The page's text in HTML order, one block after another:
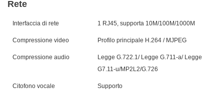
Rete
Interfaccia di rete 1 RJ45, supporta 10M/100M/1000M
Compressione video Profilo principale H.264 / MJPEG
Compressione audio
Legge G.722.1/ Legge G.711-a/ Legge
G7.11-u/MP2L2/G.726
Citofono vocale Supporto